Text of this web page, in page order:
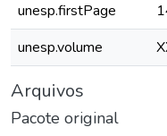
unesp.firstPage
unesp.volume
Arquivos
Pacote original